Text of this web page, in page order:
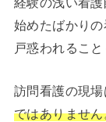
始めたばかり
戸惑われること
訪問看護の現場
ではありません